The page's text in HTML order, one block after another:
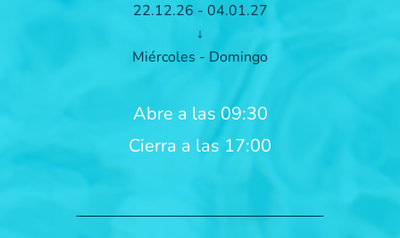
22.12.26 - 04.01.27
↓
Miércoles - Domingo
Abre a las 09:30
Cierra a las 17:00